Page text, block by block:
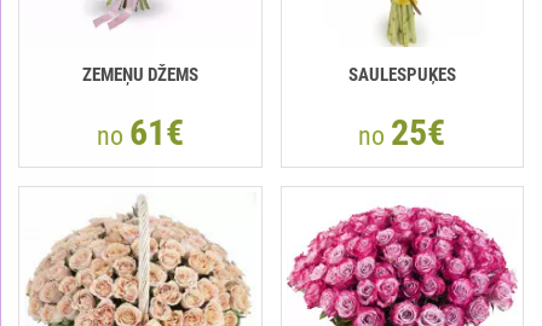
ZEMEŅU DŽEMS
no 61€
SAULESPUĶES
no 25€